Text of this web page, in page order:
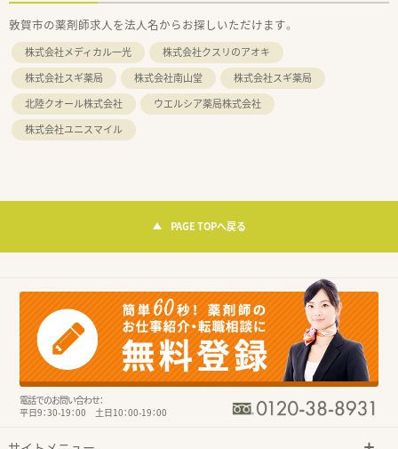
敦賀市の薬剤師求人を法人名からお探しいただけます。
株式会社メディカル一光
株式会社クスリのアオキ
株式会社スギ薬局
株式会社南山堂
株式会社スギ薬局
北陸クオール株式会社
ウエルシア薬局株式会社
株式会社ユニスマイル
PAGE TOPへ戻る
電話でのお問い合わせ：
平日9：30-19：00 土日10：00-19：00